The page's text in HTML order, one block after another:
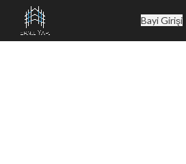
Bayi Girişi